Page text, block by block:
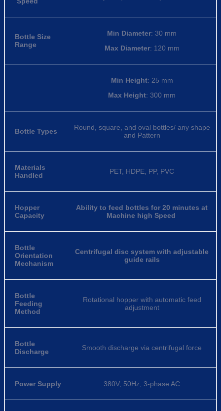
Bottle Size
Range
Min Diameter: 30 mm
Max Diameter: 120 mm
Min Height: 25 mm
Max Height: 300 mm
Bottle Types
Round, square, and oval bottles/ any shape
and Pattern
Materials
Handled
PET, HDPE, PP, PVC
Hopper
Capacity
Ability to feed bottles for 20 minutes at
Machine high Speed
Bottle
Orientation
Mechanism
Centrifugal disc system with adjustable
guide rails
Bottle
Feeding
Method
Rotational hopper with automatic feed
adjustment
Bottle
Discharge
Smooth discharge via centrifugal force
Power Supply 380V, 50Hz, 3-phase AC